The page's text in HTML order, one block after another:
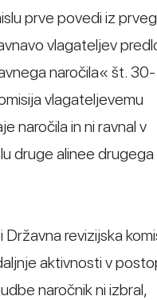
prve povedi iz
vlagateljev
naročila« št. 30-
vlagateljevemu
naročila in ni ravnal v
druge alinee drugega
revizijska
aktivnosti v
naročnik ni izbral,